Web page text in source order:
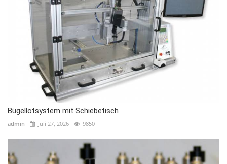
Bügellötsystem mit Schiebetisch
admin Juli 27, 2026 9850